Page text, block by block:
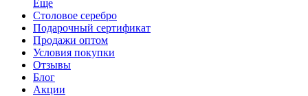
Еще
Столовое серебро
Подарочный сертификат
Продажи оптом
Условия покупки
Отзывы
Блог
Акции